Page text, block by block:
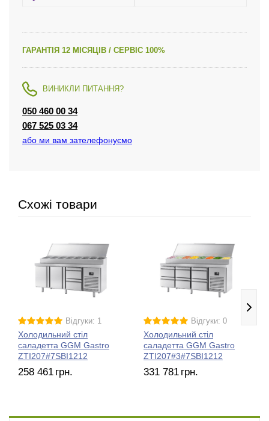
ГАРАНТІЯ 12 МІСЯЦІВ / СЕРВІС 100%
ВИНИКЛИ ПИТАННЯ?
050 460 00 34
067 525 03 34
або ми вам зателефонуємо
Схожі товари
Відгуки: 1
Холодильний стіл
саладетта GGM Gastro
ZTI207#7SBI1212
258 461 грн.
Відгуки: 0
Холодильний стіл
саладетта GGM Gastro
ZTI207#3#7SBI1212
331 781 грн.